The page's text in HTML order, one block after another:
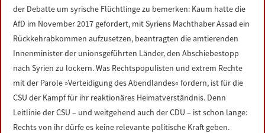
der Debatte um syrische Flüchtlinge zu bemerken: Kaum hatte die
AfD im November 2017 gefordert, mit Syriens Machthaber Assad ein
Rückkehrabkommen aufzusetzen, beantragten die amtierenden
Innenminister der unionsgeführten Länder, den Abschiebestopp
nach Syrien zu lockern. Was Rechtspopulisten und extrem Rechte
mit der Parole »Verteidigung des Abendlandes« fordern, ist für die
CSU der Kampf für ihr reaktionäres Heimatverständnis. Denn
Leitlinie der CSU – und weitgehend auch der CDU – ist schon lange:
Rechts von ihr dürfe es keine relevante politische Kraft geben.